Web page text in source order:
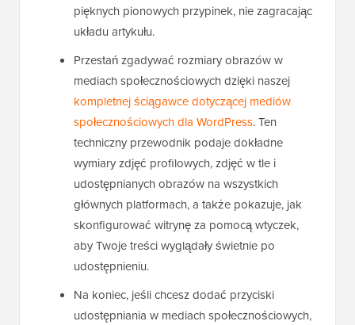
pięknych pionowych przypinek, nie zagracając
układu artykułu.
Przestań zgadywać rozmiary obrazów w
mediach społecznościowych dzięki naszej
kompletnej ściągawce dotyczącej mediów
społecznościowych dla WordPress. Ten
techniczny przewodnik podaje dokładne
wymiary zdjęć profilowych, zdjęć w tle i
udostępnianych obrazów na wszystkich
głównych platformach, a także pokazuje, jak
skonfigurować witrynę za pomocą wtyczek,
aby Twoje treści wyglądały świetnie po
udostępnieniu.
Na koniec, jeśli chcesz dodać przyciski
udostępniania w mediach społecznościowych,